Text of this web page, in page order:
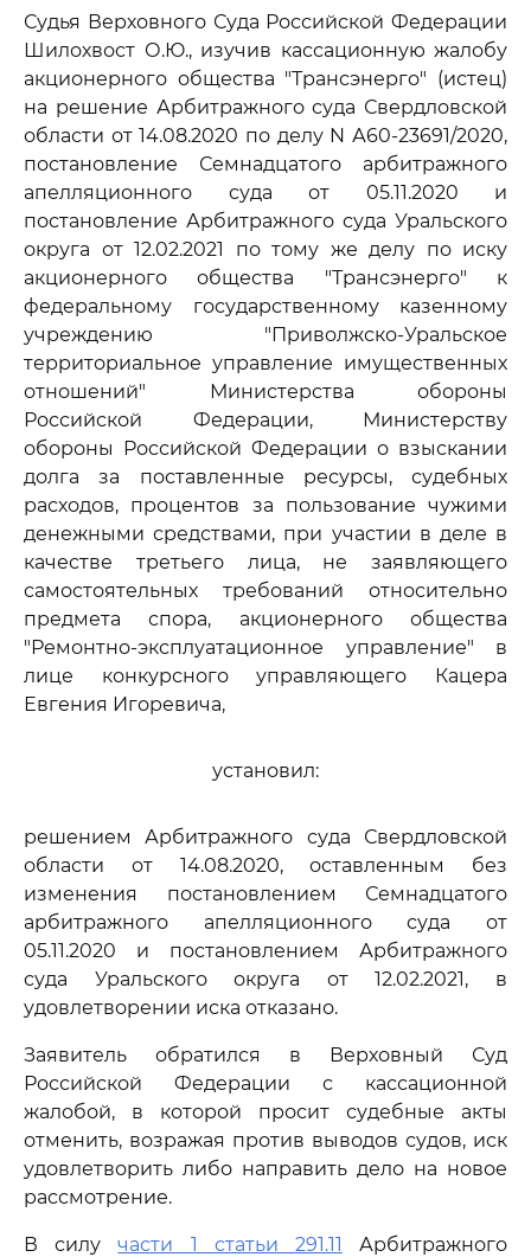
Судья Верховного Суда Российской Федерации
Шилохвост О.Ю., изучив кассационную жалобу
акционерного общества "Трансэнерго" (истец)
на решение Арбитражного суда Свердловской
области от 14.08.2020 по делу N А60-23691/2020,
постановление Семнадцатого арбитражного
апелляционного суда от 05.11.2020 и
постановление Арбитражного суда Уральского
округа от 12.02.2021 по тому же делу по иску
акционерного общества "Трансэнерго" к
федеральному государственному казенному
учреждению "Приволжско-Уральское
территориальное управление имущественных
отношений" Министерства обороны
Российской Федерации, Министерству
обороны Российской Федерации о взыскании
долга за поставленные ресурсы, судебных
расходов, процентов за пользование чужими
денежными средствами, при участии в деле в
качестве третьего лица, не заявляющего
самостоятельных требований относительно
предмета спора, акционерного общества
"Ремонтно-эксплуатационное управление" в
лице конкурсного управляющего Кацера
Евгения Игоревича,
установил:
решением Арбитражного суда Свердловской
области от 14.08.2020, оставленным без
изменения постановлением Семнадцатого
арбитражного апелляционного суда от
05.11.2020 и постановлением Арбитражного
суда Уральского округа от 12.02.2021, в
удовлетворении иска отказано.
Заявитель обратился в Верховный Суд
Российской Федерации с кассационной
жалобой, в которой просит судебные акты
отменить, возражая против выводов судов, иск
удовлетворить либо направить дело на новое
рассмотрение.
В силучасти 1 статьи 291.11 Арбитражного